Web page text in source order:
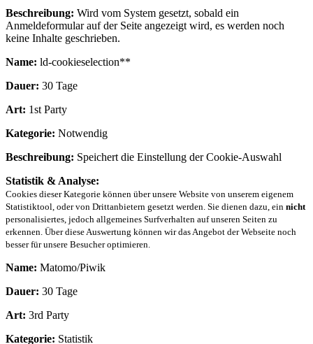
Beschreibung: Wird vom System gesetzt, sobald ein
Anmeldeformular auf der Seite angezeigt wird, es werden noch
keine Inhalte geschrieben.
Name: ld-cookieselection**
Dauer: 30 Tage
Art: 1st Party
Kategorie: Notwendig
Beschreibung: Speichert die Einstellung der Cookie-Auswahl
Statistik & Analyse:
Cookies dieser Kategorie können über unsere Website von unserem eigenem
Statistiktool, oder von Drittanbietern gesetzt werden. Sie dienen dazu, ein nicht
personalisiertes, jedoch allgemeines Surfverhalten auf unseren Seiten zu
erkennen. Über diese Auswertung können wir das Angebot der Webseite noch
besser für unsere Besucher optimieren.
Name: Matomo/Piwik
Dauer: 30 Tage
Art: 3rd Party
Kategorie: Statistik